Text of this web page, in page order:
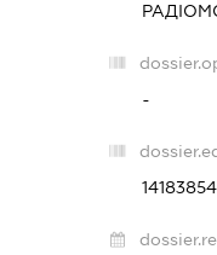
-
14183854